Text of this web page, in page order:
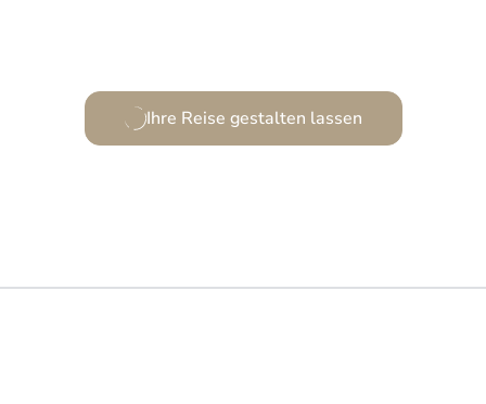
Ihre Reise gestalten lassen